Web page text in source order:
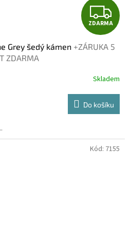
Z
D
A
R
M
A
ZDARMA
Grey šedý kámen +ZÁRUKA 5
ZDARMA
Skladem
Do košíku
Kód: 7155